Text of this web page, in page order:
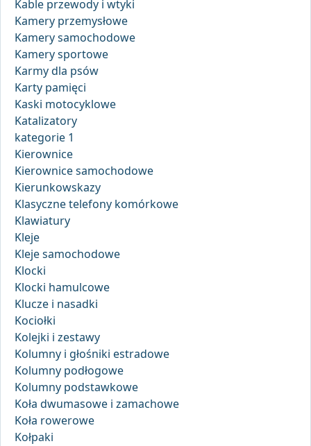
Kable przewody i wtyki
Kamery przemysłowe
Kamery samochodowe
Kamery sportowe
Karmy dla psów
Karty pamięci
Kaski motocyklowe
Katalizatory
kategorie 1
Kierownice
Kierownice samochodowe
Kierunkowskazy
Klasyczne telefony komórkowe
Klawiatury
Kleje
Kleje samochodowe
Klocki
Klocki hamulcowe
Klucze i nasadki
Kociołki
Kolejki i zestawy
Kolumny i głośniki estradowe
Kolumny podłogowe
Kolumny podstawkowe
Koła dwumasowe i zamachowe
Koła rowerowe
Kołpaki